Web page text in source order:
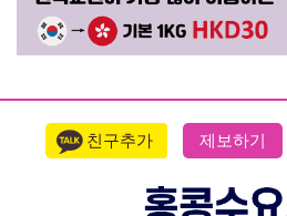
친구추가 제보하기